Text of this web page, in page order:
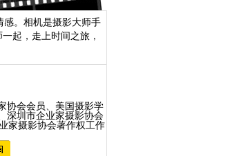
感。相机是摄影大师手
起，走上时间之旅，
协会会员、美国摄影学
深圳市企业家摄影协会
家摄影协会著作权工作